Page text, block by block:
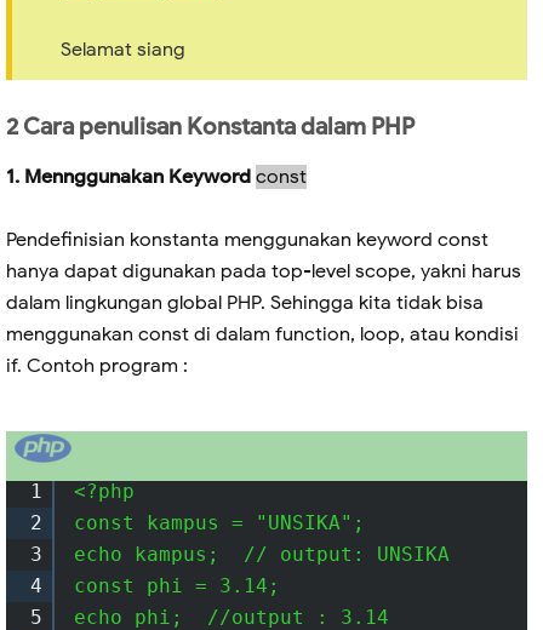
Selamat siang
2 Cara penulisan Konstanta dalam PHP
1. Mennggunakan Keyword const
Pendefinisian konstanta menggunakan keyword const
hanya dapat digunakan pada top-level scope, yakni harus
dalam lingkungan global PHP. Sehingga kita tidak bisa
menggunakan const di dalam function, loop, atau kondisi
if. Contoh program :
1
2
3
4
5
<?php
const kampus = "UNSIKA";
echo kampus;  // output: UNSIKA
const phi = 3.14;
echo phi;  //output : 3.14